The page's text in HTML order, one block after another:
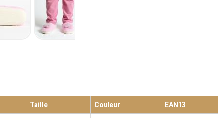
Taille Couleur EAN13